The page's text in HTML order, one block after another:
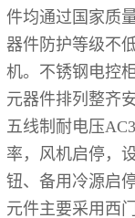
件均通过国家质
器件防护等级不
机。 不锈钢 电控
元器件排列整齐
五线制耐电压
率，风机启停，
钮、备用冷源启
元件主要采用 西